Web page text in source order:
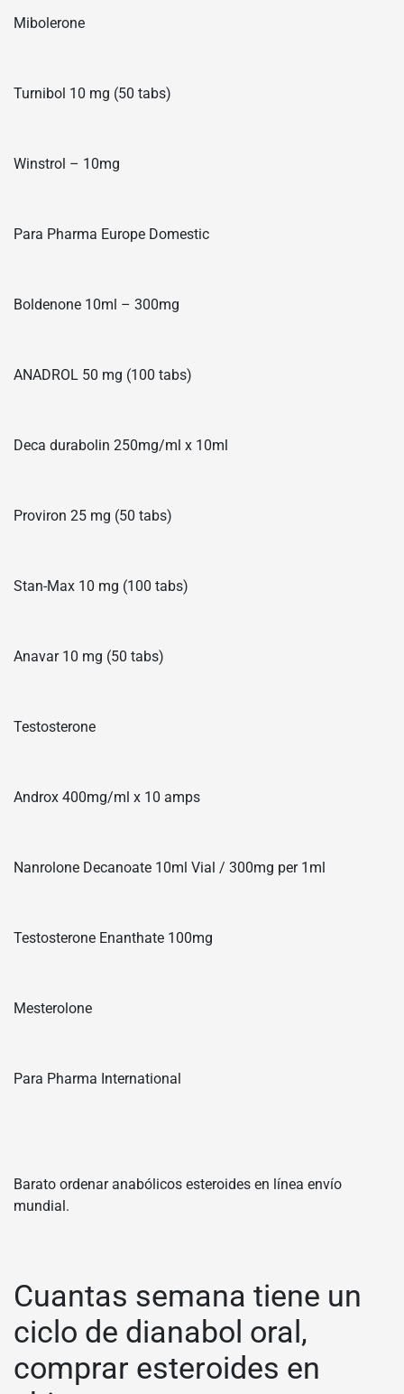
Mibolerone
Turnibol 10 mg (50 tabs)
Winstrol – 10mg
Para Pharma Europe Domestic
Boldenone 10ml – 300mg
ANADROL 50 mg (100 tabs)
Deca durabolin 250mg/ml x 10ml
Proviron 25 mg (50 tabs)
Stan-Max 10 mg (100 tabs)
Anavar 10 mg (50 tabs)
Testosterone
Androx 400mg/ml x 10 amps
Nanrolone Decanoate 10ml Vial / 300mg per 1ml
Testosterone Enanthate 100mg
Mesterolone
Para Pharma International
Barato ordenar anabólicos esteroides en línea envío
mundial.
Cuantas semana tiene un
ciclo de dianabol oral,
comprar esteroides en